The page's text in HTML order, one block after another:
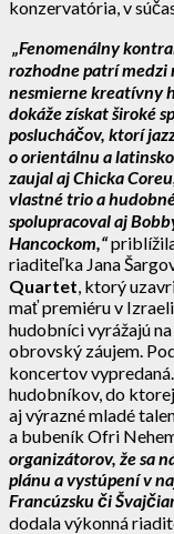
konzervatória, v
„Fenomenálny
rozhodne patrí medzi
nesmierne kreatívny
dokáže získat široké
poslucháčov, ktorí
o orientálnu a
zaujal aj Chicka
vlastné trio a
spolupracoval aj
Hancockom,“
riaditeľka Jana
Quartet , ktorý
mať premiéru v
hudobníci vyrážajú
obrovský záujem.
koncertov
hudobníkov, do
aj výrazné mladé
a bubeník Ofri
organizátorov, že sa
plánu a vystúpení v
Francúzsku či
dodala výkonná